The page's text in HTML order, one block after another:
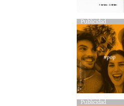
Publicidad
Publicidad